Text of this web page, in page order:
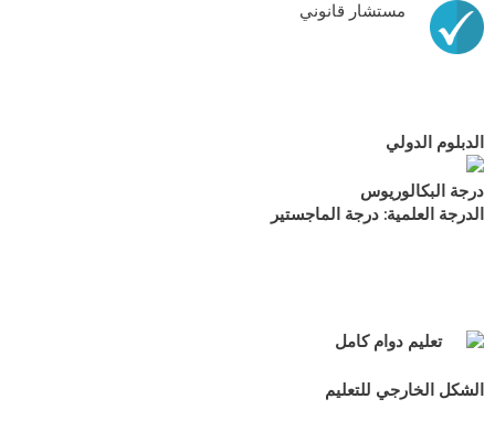
مستشار قانوني
الدبلوم الدولي
درجة البكالوريوس
الدرجة العلمية: درجة الماجستير
تعليم دوام كامل
الشكل الخارجي للتعليم